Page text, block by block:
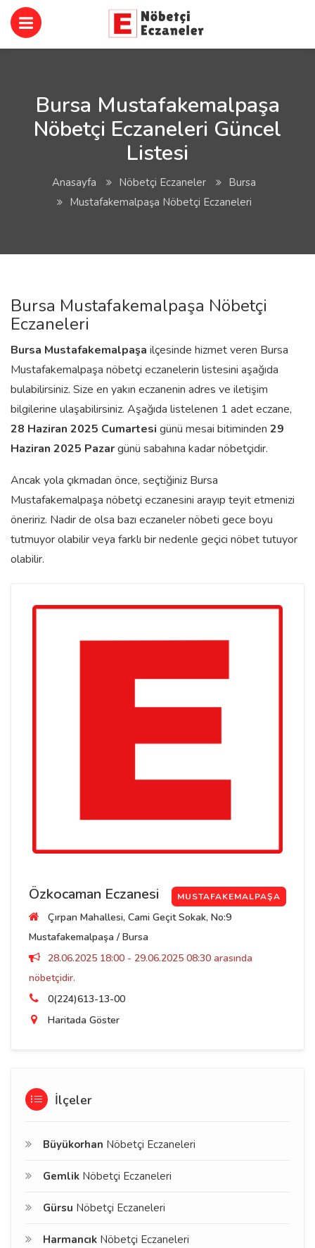
Bursa Mustafakemalpaşa
Nöbetçi Eczaneleri Güncel
Listesi
Anasayfa Nöbetçi Eczaneler
Bursa
Mustafakemalpaşa Nöbetçi Eczaneleri
Bursa Mustafakemalpaşa Nöbetçi
Eczaneleri
Bursa Mustafakemalpaşa ilçesinde hizmet veren Bursa
Mustafakemalpaşa nöbetçi eczanelerin listesini aşağıda
bulabilirsiniz. Size en yakın eczanenin adres ve iletişim
bilgilerine ulaşabilirsiniz. Aşağıda listelenen 1 adet eczane,
28 Haziran 2025 Cumartesi günü mesai bitiminden 29
Haziran 2025 Pazargünü sabahına kadar nöbetçidir.
Ancak yola çıkmadan önce, seçtiğiniz Bursa
Mustafakemalpaşa nöbetçi eczanesini arayıp teyit etmenizi
öneririz. Nadir de olsa bazı eczaneler nöbeti gece boyu
tutmuyor olabilir veya farklı bir nedenle geçici nöbet tutuyor
olabilir.
Özkocaman Eczanesi MUSTAFAKEMALPAŞA
Çırpan Mahallesi, Cami Geçit Sokak, No:9
Mustafakemalpaşa / Bursa
28.06.2025 18:00 - 29.06.2025 08:30 arasında
nöbetçidir.
0(224)613-13-00
Haritada Göster
İlçeler
Büyükorhan Nöbetçi Eczaneleri
Gemlik Nöbetçi Eczaneleri
Gürsu Nöbetçi Eczaneleri
Harmancık Nöbetçi Eczaneleri